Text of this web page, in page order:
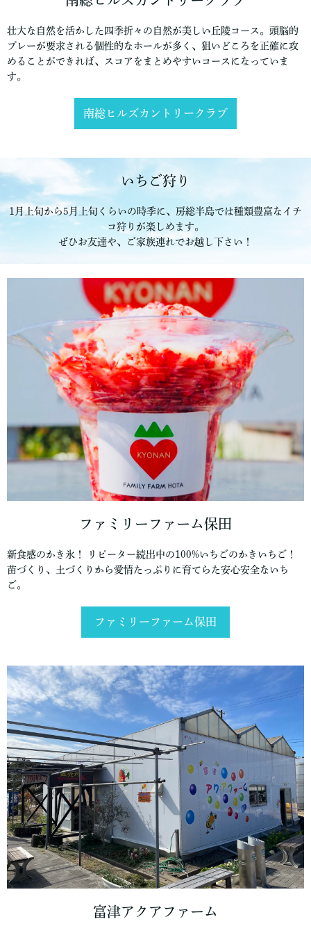
壮大な自然を活かした四季折々の自然が美しい丘陵コース。頭脳的
プレーが要求される個性的なホールが多く、狙いどころを正確に攻
めることができれば、スコアをまとめやすいコースになっていま
す。
南総ヒルズカントリークラブ
いちご狩り
1月上旬から5月上旬くらいの時季に、房総半島では種類豊富なイチ
コ狩りが楽しめます。
ぜひお友達や、ご家族連れでお越し下さい！
ファミリーファーム保田
新食感のかき氷！ リピーター続出中の100%いちごのかきいちご！
苗づくり、土づくりから愛情たっぷりに育てらた安心安全ないち
ご。
ファミリーファーム保田
富津アクアファーム